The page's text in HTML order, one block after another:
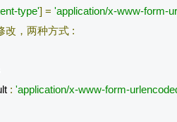
type'] = 'application/x-www-form-
改，两种方式 :
: 'application/x-www-form-